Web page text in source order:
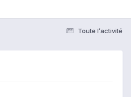
Toute l’activité